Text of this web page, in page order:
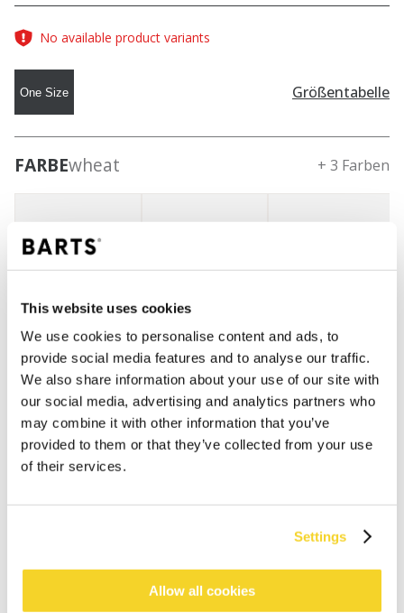
This website uses cookies
We use cookies to personalise content and ads, to
provide social media features and to analyse our traffic.
We also share information about your use of our site with
our social media, advertising and analytics partners who
may combine it with other information that you’ve
provided to them or that they’ve collected from your use
of their services.
Settings
Allow all cookies
No available product variants
One Size Größentabelle
FARBEwheat + 3 Farben
Bestellungen, die vor 12 Uhr MEZ (Montag bis